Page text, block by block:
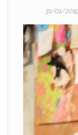
31/01/